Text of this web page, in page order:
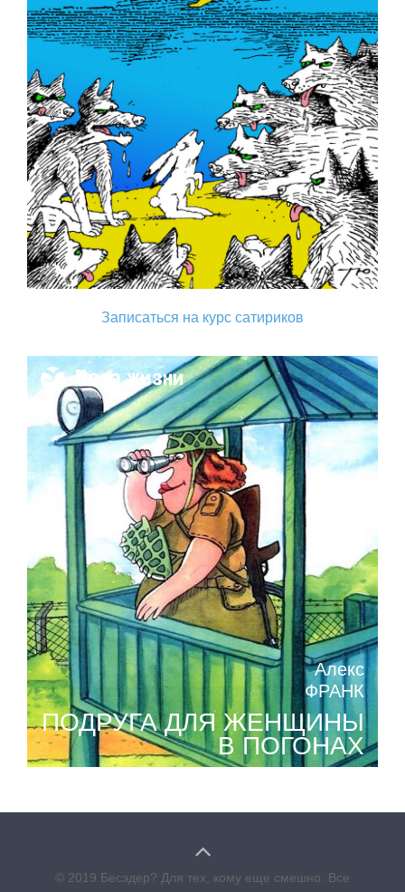
Записаться на курс сатириков
Поза жизни
Алекс
ФРАНК
ПОДРУГА ДЛЯ ЖЕНЩИНЫ
В ПОГОНАХ
© 2019 Бесэдер? Для тех, кому еще смешно. Все